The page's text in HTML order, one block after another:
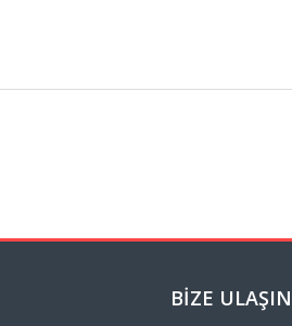
BIZE ULAŞIN